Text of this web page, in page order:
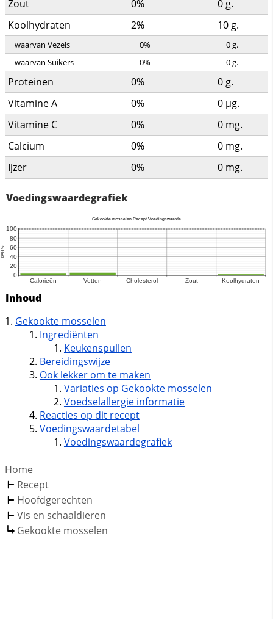
Zout 0% 0g.
Koolhydraten
2% 10g.
waarvan Vezels 0% 0g.
waarvan Suikers
0% 0g.
Proteinen 0% 0g.
Vitamine A
0% 0 µg.
Vitamine C
0% 0 mg.
Calcium
0% 0 mg.
Ijzer
0% 0 mg.
Voedingswaardegrafiek
Inhoud
Gekookte mosselen
Ingrediënten
Keukenspullen
Bereidingswijze
Ook lekker om te maken
Variaties op Gekookte mosselen
Voedselallergie informatie
Reacties op dit recept
Voedingswaardetabel
Voedingswaardegrafiek
Home
Recept
Hoofdgerechten
Vis en schaaldieren
Gekookte mosselen